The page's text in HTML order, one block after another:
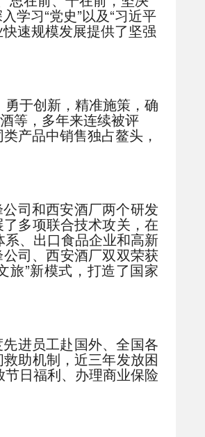
学习“党史”以及“习近平
速规模发展提供了坚强
于创新，精准施策，确
等，多年来连续被评
产品中销售独占鳌头，
司和西安酒厂两个研发
多项联合技术攻关，在
、出口食品企业和高新
司、西安酒厂双双荣获
旅”新模式，打造了国家
进员工赴国外、全国各
助机制，近三年发放困
日福利、办理商业保险